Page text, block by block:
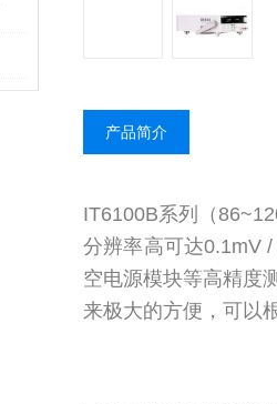
产品简介
IT6100B系列（
分辨率高可达0.1mV
空电源模块等高精度
来极大的方便，可以